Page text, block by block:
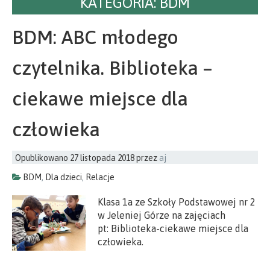
BDM: ABC młodego
czytelnika. Biblioteka –
ciekawe miejsce dla
człowieka
Opublikowano 27 listopada 2018przez aj
BDM, Dla dzieci, Relacje
Klasa 1a ze Szkoły Podstawowej nr 2
w Jeleniej Górze na zajęciach
pt: Biblioteka-ciekawe miejsce dla
człowieka.